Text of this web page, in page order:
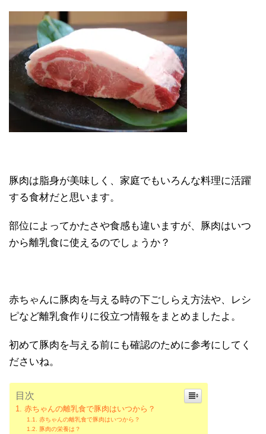
豚肉は脂身が美味しく、家庭でもいろんな料理に活躍
する食材だと思います。
部位によってかたさや食感も違いますが、豚肉はいつ
から離乳食に使えるのでしょうか？
赤ちゃんに豚肉を与える時の下ごしらえ方法や、レシ
ピなど離乳食作りに役立つ情報をまとめましたよ。
初めて豚肉を与える前にも確認のために参考にしてく
ださいね。
目次
赤ちゃんの離乳食で豚肉はいつから？
赤ちゃんの離乳食で豚肉はいつから？
豚肉の栄養は？